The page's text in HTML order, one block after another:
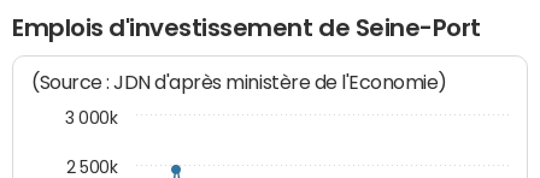
Emplois d'investissement de Seine-Port
(Source : JDN d'après ministère de l'Economie)
2 500k
3 000k